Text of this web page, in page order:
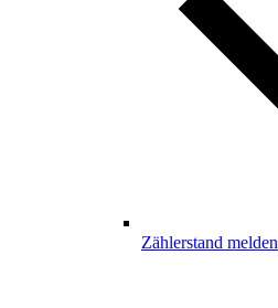
Zählerstand melden